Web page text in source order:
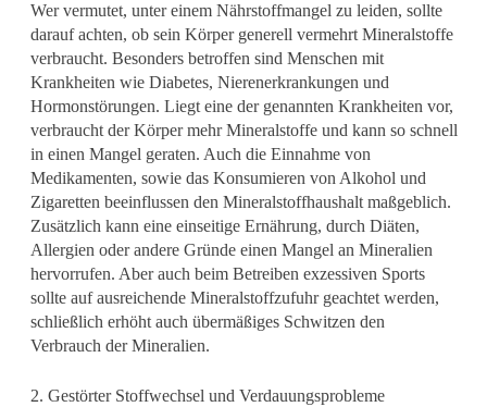
Wer vermutet, unter einem Nährstoffmangel zu leiden, sollte
darauf achten, ob sein Körper generell vermehrt Mineralstoffe
verbraucht. Besonders betroffen sind Menschen mit
Krankheiten wie Diabetes, Nierenerkrankungen und
Hormonstörungen. Liegt eine der genannten Krankheiten vor,
verbraucht der Körper mehr Mineralstoffe und kann so schnell
in einen Mangel geraten. Auch die Einnahme von
Medikamenten, sowie das Konsumieren von Alkohol und
Zigaretten beeinflussen den Mineralstoffhaushalt maßgeblich.
Zusätzlich kann eine einseitige Ernährung, durch Diäten,
Allergien oder andere Gründe einen Mangel an Mineralien
hervorrufen. Aber auch beim Betreiben exzessiven Sports
sollte auf ausreichende Mineralstoffzufuhr geachtet werden,
schließlich erhöht auch übermäßiges Schwitzen den
Verbrauch der Mineralien.
2. Gestörter Stoffwechsel und Verdauungsprobleme